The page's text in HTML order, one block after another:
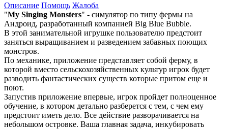
Описание Помощь Жалоба
"My Singing Monsters" - симулятор по типу фермы на
Андроид, разработанный компанией Big Blue Bubble.
В этой занимательной игрушке пользователю предстоит
заняться выращиванием и разведением забавных поющих
монстров.
По механике, приложение представляет собой ферму, в
которой вместо сельскохозяйственных культур игрок будет
разводить фантастических существ которые притом еще и
поют.
Запустив приложение впервые, игрок пройдет полноценное
обучение, в котором детально разберется с тем, с чем ему
предстоит иметь дело. Все действие разворачивается на
небольшом островке. Ваша главная задача, инкубировать